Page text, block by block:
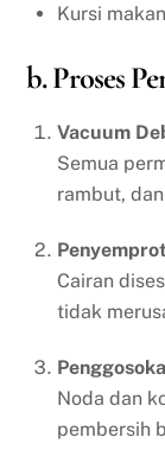
Kursi
b. Proses
Vacuum
Semua
rambut,
Cairan
tidak
Noda dan
pembersih